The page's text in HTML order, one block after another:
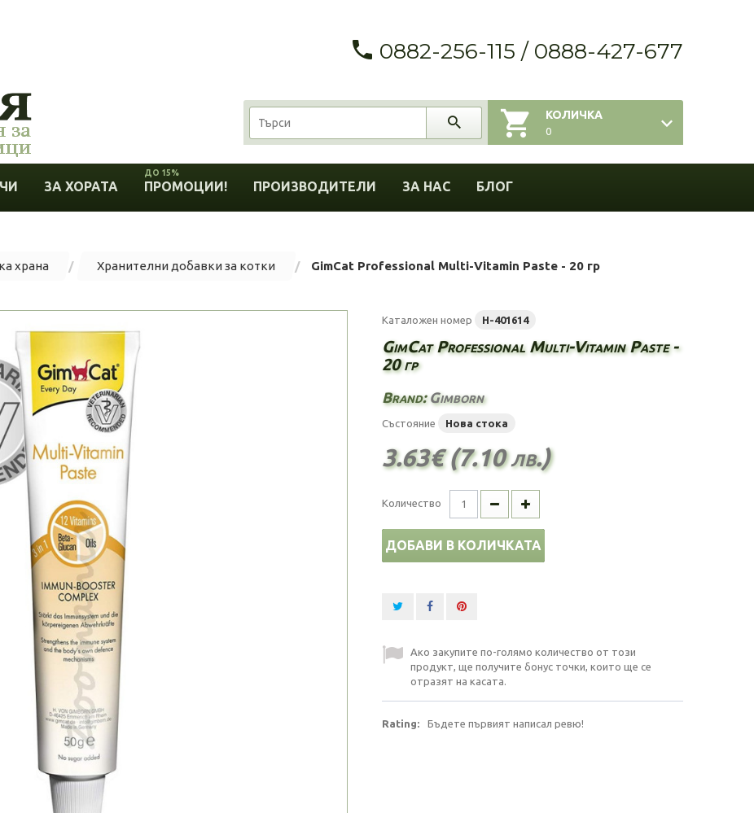
0882-256-115 / 0888-427-677
КОЛИЧКА
0
ЗА ХОРАТА ПРОМОЦИИ!
ДО 15%
ПРОИЗВОДИТЕЛИ ЗА НАС БЛОГ
храна Хранителни добавки за котки GimCat Professional Multi-Vitamin Paste - 20 гр
Каталожен номер H-401614
GimCat Professional Multi-Vitamin Paste -
20 гр
Brand:Gimborn
Състояние Нова стока
3.63€ (7.10 лв.)
Количество
ДОБАВИ В КОЛИЧКАТА
Ако закупите по-голямо количество от този
продукт, ще получите бонус точки, които ще се
отразят на касата.
Rating: Бъдете първият написал ревю!